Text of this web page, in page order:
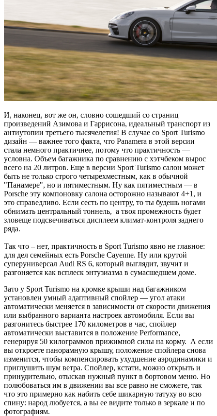
И, наконец, вот же он, словно сошедший со страниц
произведений Азимова и Гаррисона, идеальный транспорт из
антиутопии третьего тысячелетия! В случае со Sport Turismo
дизайн — важнее того факта, что Panamera в этой версии
стала немного практичнее, потому что практичность —
условна. Объем багажника по сравнению с хэтчбеком вырос
всего на 20 литров. Еще в версии Sport Turismo салон может
быть не только строго четырехместным, как в обычной
"Панамере", но и пятиместным. Ну как пятиместным — в
Porsche эту компоновку салона осторожно называют 4+1, и
это справедливо. Если сесть по центру, то ты будешь ногами
обнимать центральный тоннель, а твоя промежность будет
зловеще подсвечиваться дисплеем климат-контроля заднего
ряда.
Так что – нет, практичность в Sport Turismo явно не главное:
для дел семейных есть Porsche Cayenne. Ну или крутой
суперуниверсал Audi RS 6, который выглядит, звучит и
разгоняется как всплеск энтузиазма в сумасшедшем доме.
Зато у Sport Turismo на кромке крыши над багажником
установлен умный адаптивный спойлер — угол атаки
автоматически меняется в зависимости от скорости движения
или выбранного варианта настроек автомобиля. Если вы
разгонитесь быстрее 170 километров в час, спойлер
автоматически выставится в положение Performance,
генерируя 50 килограммов прижимной силы на корму. А если
вы откроете панорамную крышу, положение спойлера снова
изменится, чтобы компенсировать ухудшение аэродинамики и
приглушить шум ветра. Спойлер, кстати, можно открыть и
принудительно, отыскав нужный пункт в бортовом меню. Но
полюбоваться им в движении вы все равно не сможете, так
что это примерно как набить себе шикарную татуху во всю
спину: народ любуется, а вы ее видите только в зеркале и по
фотографиям.